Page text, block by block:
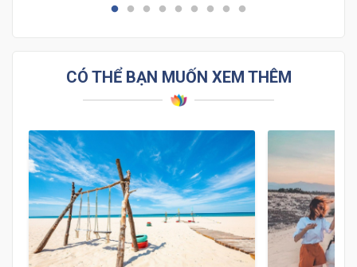
CÓ THỂ BẠN MUỐN XEM THÊM